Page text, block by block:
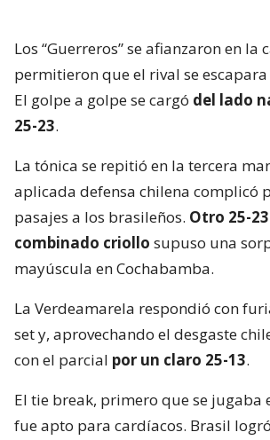
Los “Guerreros” se afianzaron en la
permitieron que el rival se
El golpe a golpe se cargó del lado
25-23.
La tónica se repitió en la tercera
aplicada defensa chilena complicó
pasajes a los brasileños. Otro 25-
combinado criollo supuso una
mayúscula en Cochabamba.
La Verdeamarela respondió con
set y, aprovechando el desgaste
con el parcial por un claro 25-13.
El tie break, primero que se jugaba
fue apto para cardíacos. Brasil